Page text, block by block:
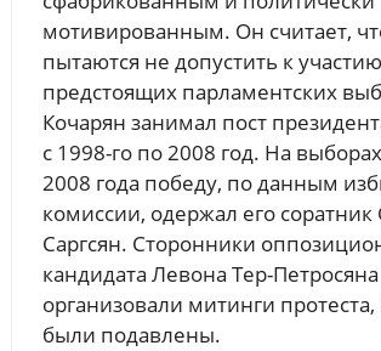
мотивированным. Он считает,
пытаются не допустить к
предстоящих парламентских
Кочарян занимал пост
с 1998-го по 2008 год. На
2008 года победу, по данным
комиссии, одержал его
Саргсян. Сторонники
кандидата Левона Тер-Петросяна
организовали митинги
были подавлены.